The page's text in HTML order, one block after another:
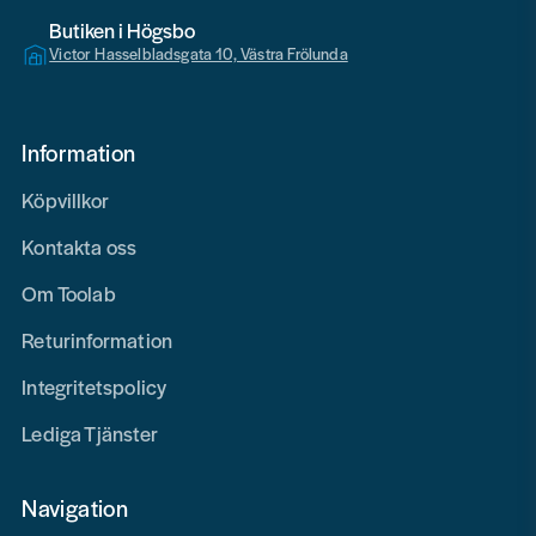
Butiken i Högsbo
Victor Hasselbladsgata 10, Västra Frölunda
Information
Köpvillkor
Kontakta oss
Om Toolab
Returinformation
Integritetspolicy
Lediga Tjänster
Navigation